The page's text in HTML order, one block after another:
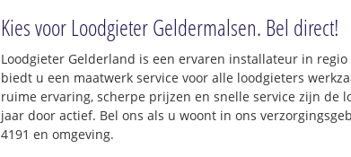
Kies voor Loodgieter Geldermalsen. Bel direct!
Loodgieter Gelderland is een ervaren installateur in regio
biedt u een maatwerk service voor alle loodgieters
ruime ervaring, scherpe prijzen en snelle service zijn de
jaar door actief. Bel ons als u woont in ons
4191 en omgeving.